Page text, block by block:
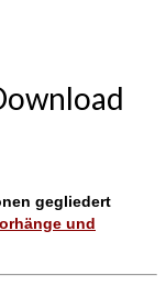
gegliedert
und